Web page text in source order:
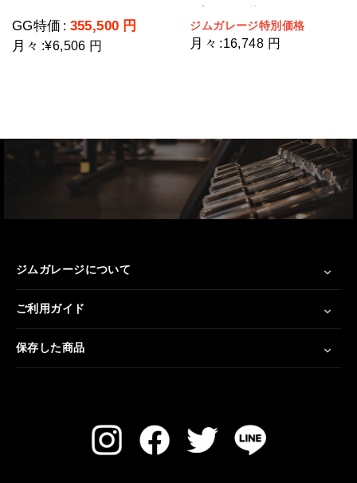
ク重量109kg)
GG特価 : 355,500 円
月々 :¥6,506 円
ン/シーテッドロー
ジムガレージ特別価格
月々 :16,748 円
ジムガレージについて
ご利用ガイド
保存した商品